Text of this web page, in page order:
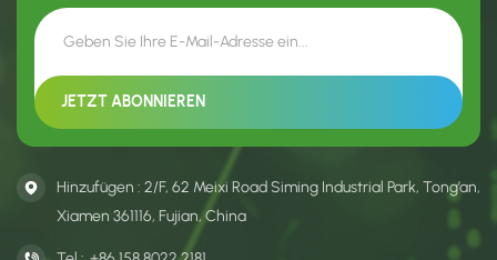
Hinzufügen : 2/F, 62 Meixi Road Siming Industrial Park, Tong’an,
Xiamen 361116, Fujian, China